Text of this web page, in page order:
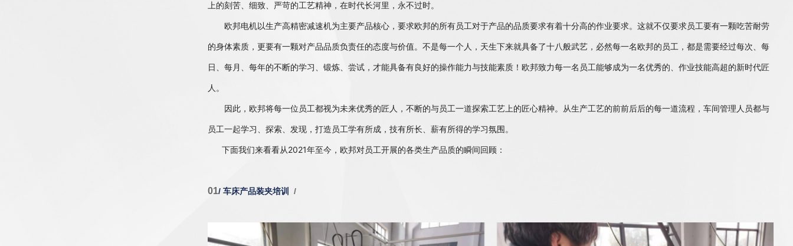
上的刻苦、细致、严苛的工艺精神，在时代长河里，永不过时。
欧邦电机以生产高精密减速机为主要产品核心，要求欧邦的所有员工对于产品的品质要求有着十分高的作业要求。这就不仅要求员工要有一颗吃苦耐劳
的身体素质，更要有一颗对产品品质负责任的态度与价值。不是每一个人，天生下来就具备了十八般武艺，必然每一名欧邦的员工，都是需要经过每次、每
日、每月、每年的不断的学习、锻炼、尝试，才能具备有良好的操作能力与技能素质！欧邦致力每一名员工能够成为一名优秀的、作业技能高超的新时代匠
人。
因此，欧邦将每一位员工都视为未来优秀的匠人，不断的与员工一道探索工艺上的匠心精神。从生产工艺的前前后后的每一道流程，车间管理人员都与
员工一起学习、探索、发现，打造员工学有所成，技有所长、薪有所得的学习氛围。
下面我们来看看从2021年至今，欧邦对员工开展的各类生产品质的瞬间回顾：
01/ 车床产品装夹培训 /